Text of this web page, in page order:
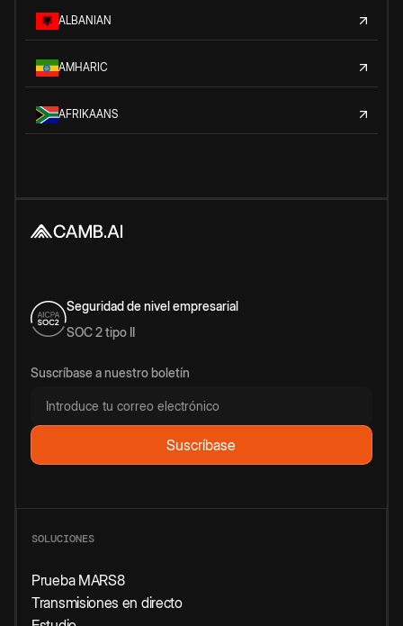
ALBANIAN
AMHARIC
AFRIKAANS
Seguridad de nivel empresarial
SOC 2 tipo II
Suscríbase a nuestro boletín
SOLUCIONES
Prueba MARS8
Transmisiones en directo